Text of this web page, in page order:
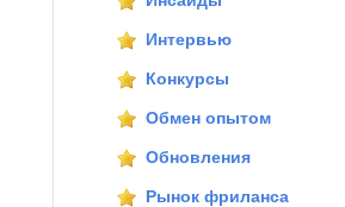
Интервью
Конкурсы
Обмен опытом
Обновления
Рынок фриланса